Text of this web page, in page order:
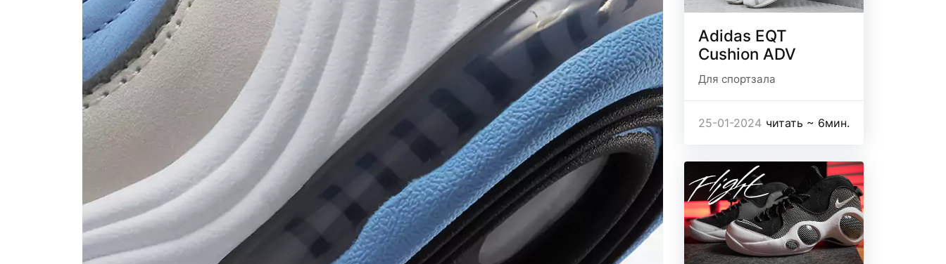
Adidas EQT
Cushion ADV
Для спортзала
25-01-2024 читать ~ 6мин.